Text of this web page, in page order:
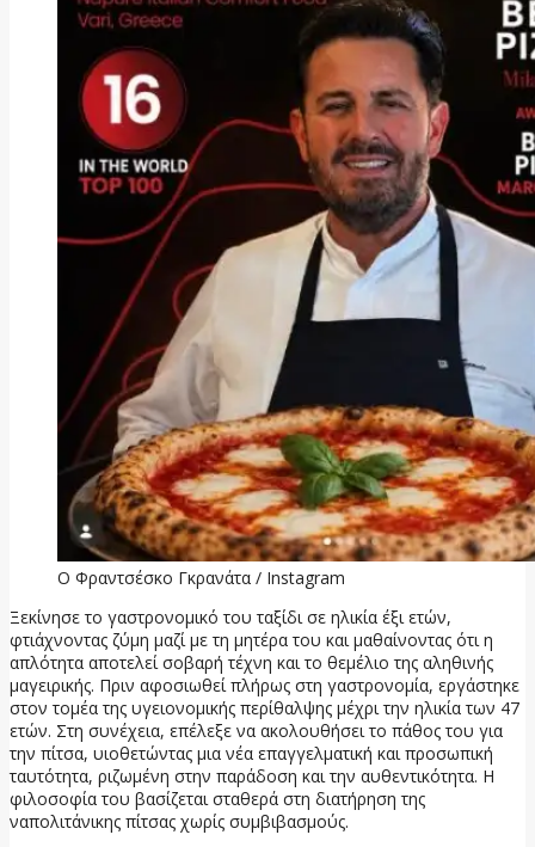
Ο Φραντσέσκο Γκρανάτα / Instagram
Ξεκίνησε το γαστρονομικό του ταξίδι σε ηλικία έξι ετών,
φτιάχνοντας ζύμη μαζί με τη μητέρα του και μαθαίνοντας ότι η
απλότητα αποτελεί σοβαρή τέχνη και το θεμέλιο της αληθινής
μαγειρικής. Πριν αφοσιωθεί πλήρως στη γαστρονομία, εργάστηκε
στον τομέα της υγειονομικής περίθαλψης μέχρι την ηλικία των 47
ετών. Στη συνέχεια, επέλεξε να ακολουθήσει το πάθος του για
την πίτσα, υιοθετώντας μια νέα επαγγελματική και προσωπική
ταυτότητα, ριζωμένη στην παράδοση και την αυθεντικότητα. Η
φιλοσοφία του βασίζεται σταθερά στη διατήρηση της
ναπολιτάνικης πίτσας χωρίς συμβιβασμούς.